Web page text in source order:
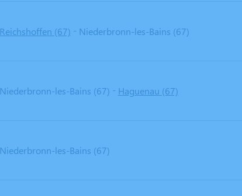
Reichshoffen (67) - Niederbronn-les-Bains (67)
Niederbronn-les-Bains (67) - Haguenau (67)
Niederbronn-les-Bains (67)